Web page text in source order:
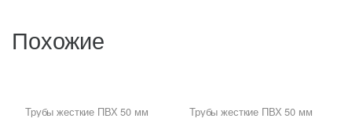
Похожие
Трубы жесткие ПВХ 50 мм
Трубы жесткие ПВХ 50 мм